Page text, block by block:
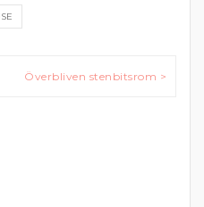
Överbliven stenbitsrom >